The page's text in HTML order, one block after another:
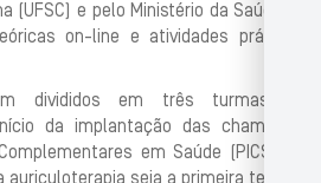
(UFSC) e pelo Ministério da Saúde. A
on-line e atividades práticas
divididos em três turmas. O
da implantação das chamadas
em Saúde (PICS) no
auriculoterapia seja a primeira terapia